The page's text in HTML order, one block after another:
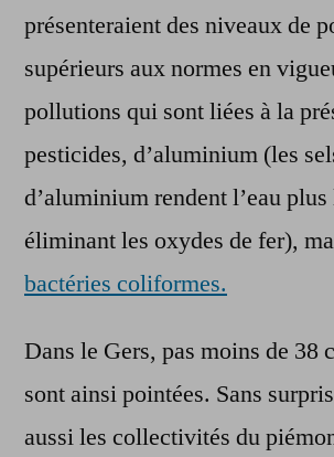
présenteraient des niveaux de
supérieurs aux normes en
pollutions qui sont liées à la
pesticides, d’aluminium (les
d’aluminium rendent l’eau
éliminant les oxydes de fer),
bactéries coliformes.
Dans le Gers, pas moins de 38
sont ainsi pointées. Sans
aussi les collectivités du